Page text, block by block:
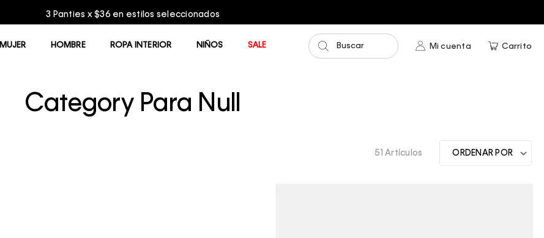
Entrega GRATIS en compras mayores a $75.00
Buscar Mi cuenta Carrito
MUJER HOMBRE ROPA INTERIOR NIÑOS SALE
Category Para Null
ORDENAR POR
51 Artículos